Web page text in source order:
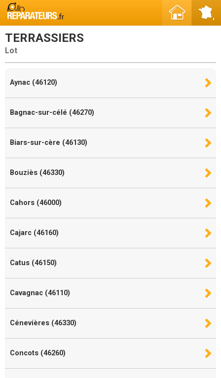
TERRASSIERS
Lot
Aynac (46120)
Bagnac-sur-célé (46270)
Biars-sur-cère (46130)
Bouziès (46330)
Cahors (46000)
Cajarc (46160)
Catus (46150)
Cavagnac (46110)
Cénevières (46330)
Concots (46260)